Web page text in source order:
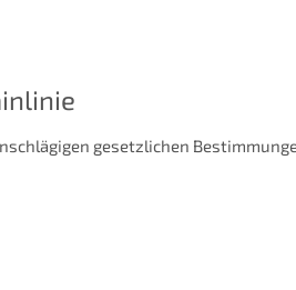
gesetzlichen